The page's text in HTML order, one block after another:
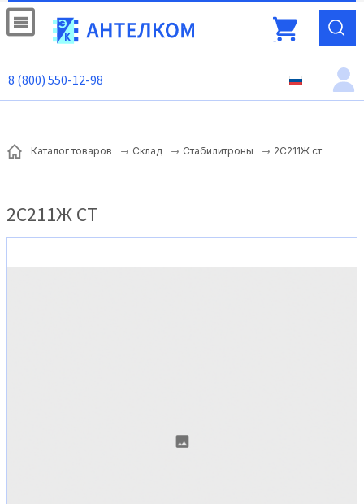
8 (800) 550-12-98
Каталог товаров Склад Стабилитроны 2С211Ж ст
2С211Ж СТ